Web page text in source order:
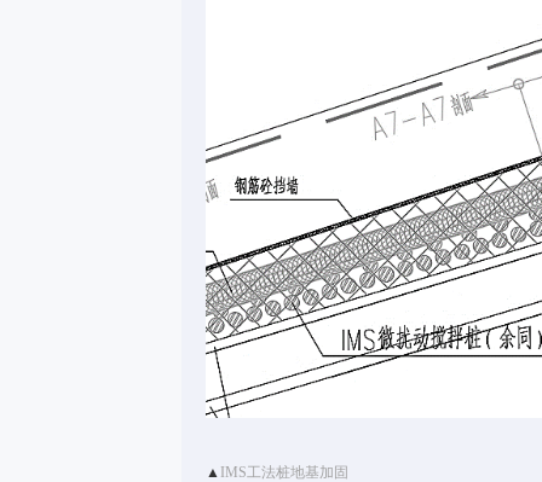
▲ IMS工法桩地基加固